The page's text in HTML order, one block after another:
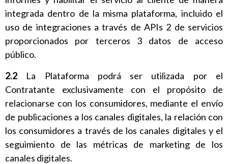
integrada dentro de la misma plataforma, incluido el
uso de integraciones a través de APIs 2 de servicios
proporcionados por terceros 3 datos de acceso
público.
2.2 La Plataforma podrá ser utilizada por el
Contratante exclusivamente con el propósito de
relacionarse con los consumidores, mediante el envío
de publicaciones a los canales digitales, la relación con
los consumidores a través de los canales digitales y el
seguimiento de las métricas de marketing de los
canales digitales.